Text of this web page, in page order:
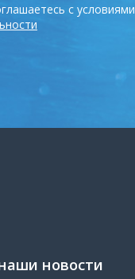
с условиями
новости